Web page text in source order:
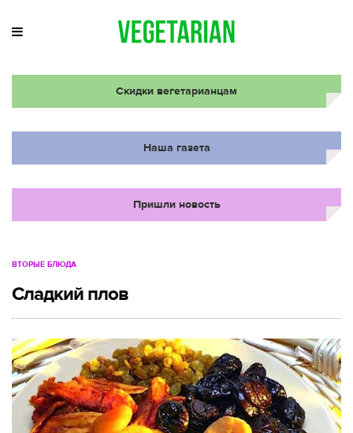
Скидки вегетарианцам
Наша газета
Пришли новость
ВТОРЫЕ БЛЮДА
Сладкий плов